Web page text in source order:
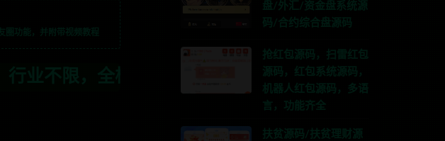
圈功能，并附带视频教程
术开发，定制，二开联系TG:anons123x
盘/外汇/资金盘系统源
码/合约综合盘源码
抢红包源码，扫雷红包
源码，红包系统源码，
机器人红包源码，多语
言，功能齐全
扶贫源码/扶贫理财源